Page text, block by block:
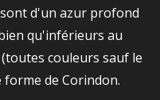
d'un azur profond
qu'inférieurs au
couleurs sauf le
de Corindon.